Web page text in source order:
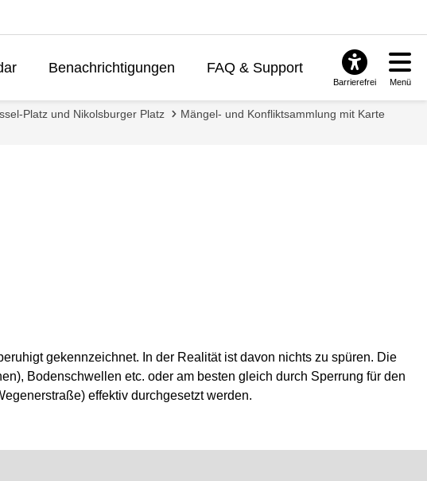
Benachrichtigungen FAQ & Support
Barrierefrei Menü
Platz und Nikolsburger Platz
Mängel- und Konfliktsammlung mit Karte
gekennzeichnet. In der Realität ist davon nichts zu spüren. Die
Bodenschwellen etc. oder am besten gleich durch Sperrung für den
effektiv durchgesetzt werden.